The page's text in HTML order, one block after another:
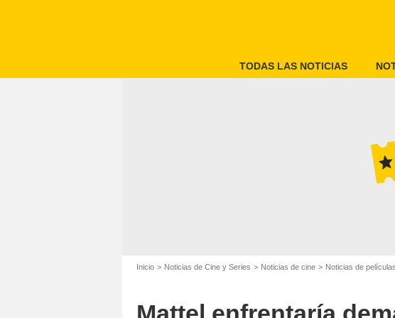
TODAS LAS NOTICIAS
Inicio Noticias de Cine y Series Noticias de cine Noticias de